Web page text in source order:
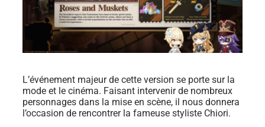
L’événement majeur de cette version se porte sur la
mode et le cinéma. Faisant intervenir de nombreux
personnages dans la mise en scène, il nous donnera
l’occasion de rencontrer la fameuse styliste Chiori.